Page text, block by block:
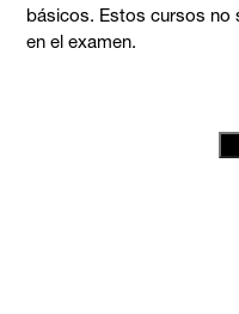
básicos. Estos cursos no
en el examen.